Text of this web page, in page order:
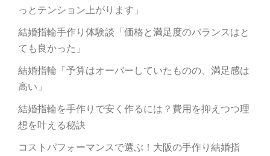
っとテンション上がります」
結婚指輪手作り体験談「価格と満足度のバランスはと
ても良かった」
結婚指輪「予算はオーバーしていたものの、満足感は
高い」
結婚指輪を手作りで安く作るには？費用を抑えつつ理
想を叶える秘訣
コストパフォーマンスで選ぶ！大阪の手作り結婚指